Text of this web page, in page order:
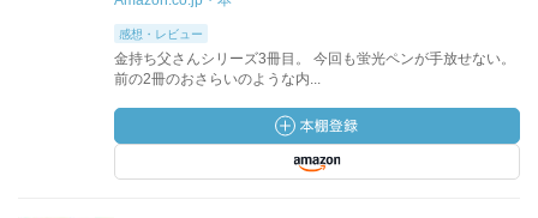
感想・レビュー
金持ち父さんシリーズ3冊目。 今回も蛍光ペンが手放せない。
前の2冊のおさらいのような内...